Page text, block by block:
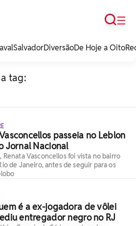
☰
Busca
SalvadorDiversãoDe Hoje a Oito
tag:
passeia no Leblon
Jornal Nacional
Renata Vasconcellos foi vista no bairro
de Janeiro, antes de seguir para os
é a ex-jogadora de vôlei
entregador negro no RJ